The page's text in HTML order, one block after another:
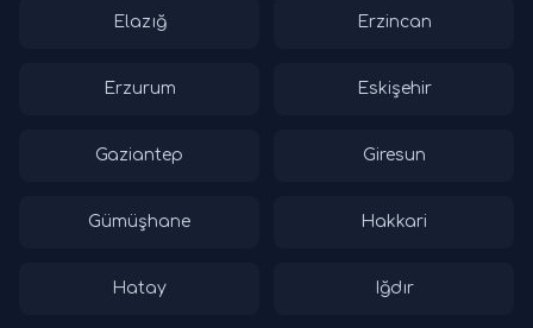
Elazığ Erzincan
Erzurum Eskişehir
Gaziantep Giresun
Gümüşhane Hakkari
Hatay Iğdır